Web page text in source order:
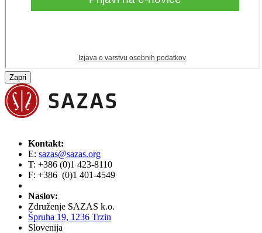
Zapri
Kontakt:
E: sazas@sazas.org
T: +386 (0)1 423-8110
F: +386 (0)1 401-4549
Naslov:
Združenje SAZAS k.o.
Špruha 19, 1236 Trzin
Slovenija